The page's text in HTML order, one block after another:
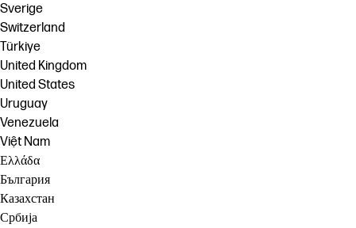
Sverige
Switzerland
Türkiye
United Kingdom
United States
Uruguay
Venezuela
Việt Nam
Ελλάδα
България
Казахстан
Србија